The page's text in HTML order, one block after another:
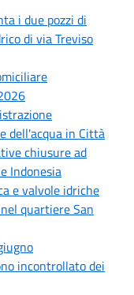
i due pozzi di
di via Treviso
dell'acqua in Città
chiusure ad
Indonesia
e valvole idriche
quartiere San
incontrollato dei